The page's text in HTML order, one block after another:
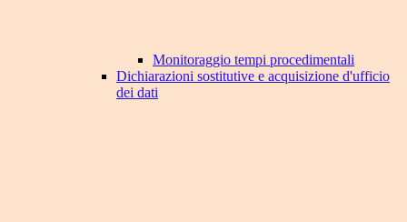
Monitoraggio tempi procedimentali
Dichiarazioni sostitutive e acquisizione d'ufficio
dei dati